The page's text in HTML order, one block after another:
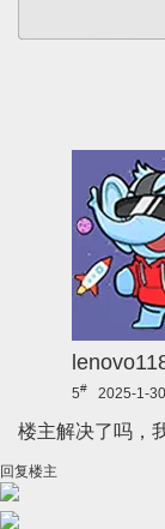
5# 2025-1-
楼主解决了吗，
回复楼主